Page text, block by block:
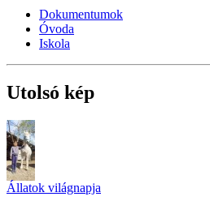
Dokumentumok
Óvoda
Iskola
Utolsó kép
Állatok világnapja